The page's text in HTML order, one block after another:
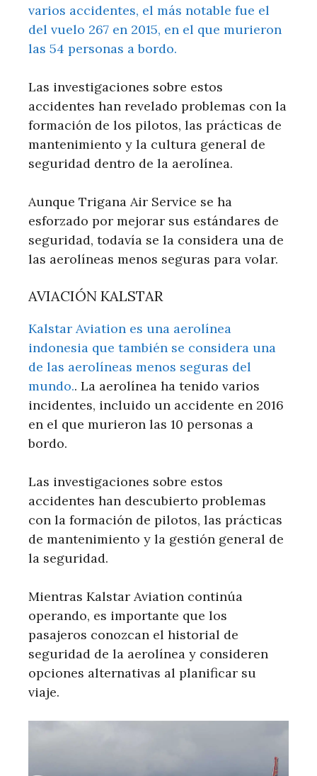
varios accidentes, el más notable fue el
del vuelo 267 en 2015, en el que murieron
las 54 personas a bordo.
Las investigaciones sobre estos
accidentes han revelado problemas con la
formación de los pilotos, las prácticas de
mantenimiento y la cultura general de
seguridad dentro de la aerolínea.
Aunque Trigana Air Service se ha
esforzado por mejorar sus estándares de
seguridad, todavía se la considera una de
las aerolíneas menos seguras para volar.
AVIACIÓN KALSTAR
Kalstar Aviation es una aerolínea
indonesia que también se considera una
de las aerolíneas menos seguras del
mundo.. La aerolínea ha tenido varios
incidentes, incluido un accidente en 2016
en el que murieron las 10 personas a
bordo.
Las investigaciones sobre estos
accidentes han descubierto problemas
con la formación de pilotos, las prácticas
de mantenimiento y la gestión general de
la seguridad.
Mientras Kalstar Aviation continúa
operando, es importante que los
pasajeros conozcan el historial de
seguridad de la aerolínea y consideren
opciones alternativas al planificar su
viaje.